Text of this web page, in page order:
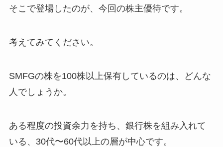
そこで登場したのが、今回の株主優待です。
考えてみてください。
SMFGの株を100株以上保有しているのは、どんな
人でしょうか。
ある程度の投資余力を持ち、銀行株を組み入れて
いる、30代〜60代以上の層が中心です。